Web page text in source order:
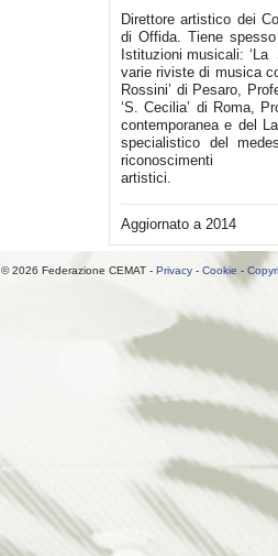
Direttore artistico dei
di Offida. Tiene
Istituzioni musicali: ‘La
varie riviste di musica
Rossini’ di Pesaro,
‘S. Cecilia’ di Roma,
contemporanea e del
specialistico del
Aggiornato a 2014
© 2026 Federazione CEMAT - Privacy- Cookie -